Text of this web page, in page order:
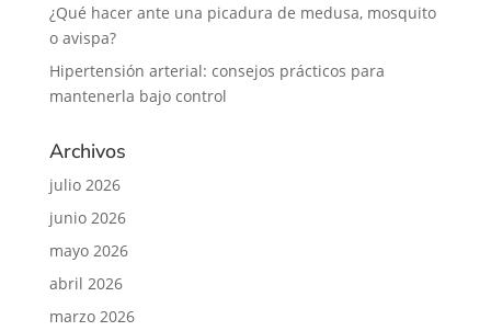
¿Qué hacer ante una picadura de medusa, mosquito
o avispa?
Hipertensión arterial: consejos prácticos para
mantenerla bajo control
Archivos
julio 2026
junio 2026
mayo 2026
abril 2026
marzo 2026